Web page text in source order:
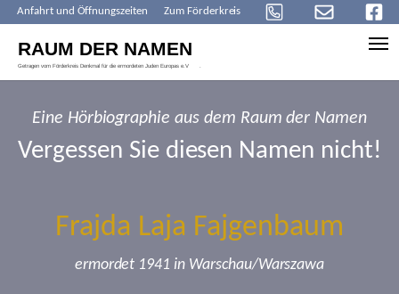
Anfahrt und Öffnungszeiten Zum Förderkreis
Eine Hörbiographie aus dem Raum der Namen
Vergessen Sie diesen Namen nicht!
Frajda Laja Fajgenbaum
ermordet 1941 in Warschau/Warszawa